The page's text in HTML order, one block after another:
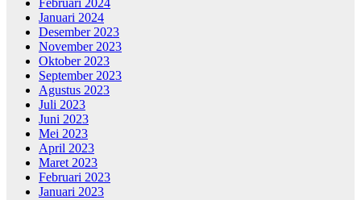
Februari 2024
Januari 2024
Desember 2023
November 2023
Oktober 2023
September 2023
Agustus 2023
Juli 2023
Juni 2023
Mei 2023
April 2023
Maret 2023
Februari 2023
Januari 2023